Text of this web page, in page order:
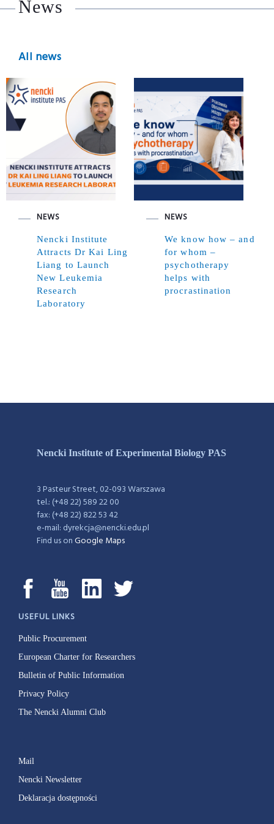
News
All news
NEWS
Nencki Institute
Attracts Dr Kai Ling
Liang to Launch
New Leukemia
Research
Laboratory
NEWS
We know how – and
for whom –
psychotherapy
helps with
procrastination
Nencki Institute of Experimental Biology PAS
3 Pasteur Street, 02-093 Warszawa
tel.: (+48 22) 589 22 00
fax: (+48 22) 822 53 42
e-mail: dyrekcja@nencki.edu.pl
Find us onGoogle Maps
USEFUL LINKS
Public Procurement
European Charter for Researchers
Bulletin of Public Information
Privacy Policy
The Nencki Alumni Club
Mail
Nencki Newsletter
Deklaracja dostępności